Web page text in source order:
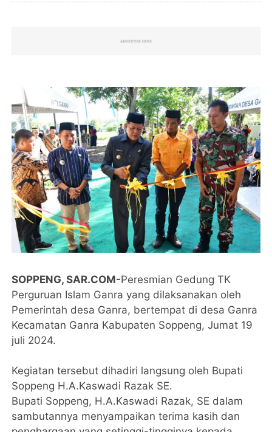
SOPPENG, SAR.COM-Peresmian Gedung TK
Perguruan Islam Ganra yang dilaksanakan oleh
Pemerintah desa Ganra, bertempat di desa Ganra
Kecamatan Ganra Kabupaten Soppeng, Jumat 19
juli 2024.
Kegiatan tersebut dihadiri langsung oleh Bupati
Soppeng H.A.Kaswadi Razak SE.
Bupati Soppeng, H.A.Kaswadi Razak, SE dalam
sambutannya menyampaikan terima kasih dan